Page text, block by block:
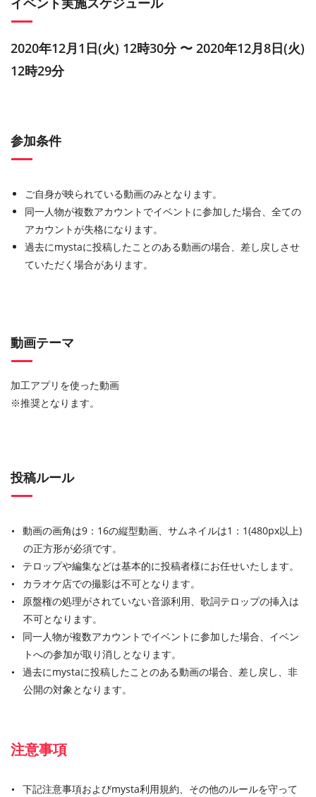
2020年12月1日(火) 12時30分 〜 2020年12月8日(火)
12時29分
参加条件
ご自身が映られている動画のみとなります。
同一人物が複数アカウントでイベントに参加した場合、全ての
アカウントが失格になります。
過去にmystaに投稿したことのある動画の場合、差し戻しさせ
ていただく場合があります。
動画テーマ
加工アプリを使った動画
※推奨となります。
投稿ルール
動画の画角は9：16の縦型動画、サムネイルは1：1(480px以上)
の正方形が必須です。
テロップや編集などは基本的に投稿者様にお任せいたします。
カラオケ店での撮影は不可となります。
原盤権の処理がされていない音源利用、歌詞テロップの挿入は
不可となります。
同一人物が複数アカウントでイベントに参加した場合、イベン
トへの参加が取り消しとなります。
過去にmystaに投稿したことのある動画の場合、差し戻し、非
公開の対象となります。
注意事項
下記注意事項およびmysta利用規約、その他のルールを守って